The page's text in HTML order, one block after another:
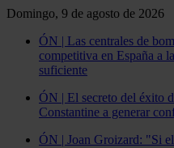
Domingo, 9 de agosto de 2026
ÓN | Las centrales de
competitiva en España a
suficiente
ÓN | El secreto del éxito
Constantine a generar
ÓN | Joan Groizard: "Si